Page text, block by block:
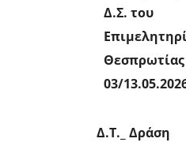
Δ.Σ. του
Θεσπρωτίας
03/
Δ.Τ._ Δράση